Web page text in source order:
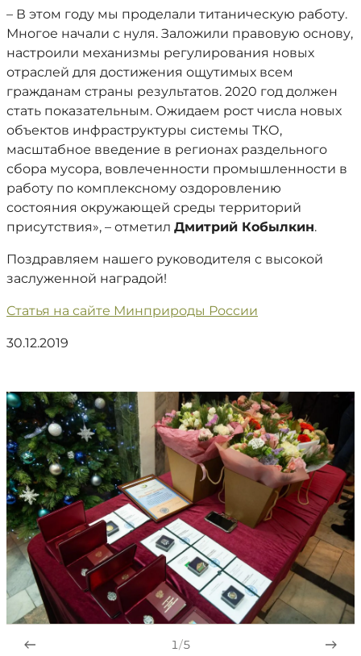
– В этом году мы проделали титаническую работу.
Многое начали с нуля. Заложили правовую основу,
настроили механизмы регулирования новых
отраслей для достижения ощутимых всем
гражданам страны результатов. 2020 год должен
стать показательным. Ожидаем рост числа новых
объектов инфраструктуры системы ТКО,
масштабное введение в регионах раздельного
сбора мусора, вовлеченности промышленности в
работу по комплексному оздоровлению
состояния окружающей среды территорий
присутствия», – отметил Дмитрий Кобылкин.
Поздравляем нашего руководителя с высокой
заслуженной наградой!
Статья на сайте Минприроды России
30.12.2019
1/5